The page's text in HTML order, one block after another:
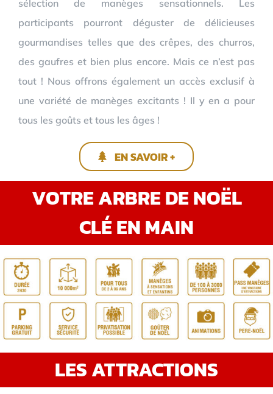
sélection de manèges sensationnels. Les
participants pourront déguster de délicieuses
gourmandises telles que des crêpes, des churros,
des gaufres et bien plus encore. Mais ce n’est pas
tout ! Nous offrons également un accès exclusif à
une variété de manèges excitants ! Il y en a pour
tous les goûts et tous les âges !
EN SAVOIR +
VOTRE ARBRE DE NOËL
CLÉ EN MAIN
LES ATTRACTIONS